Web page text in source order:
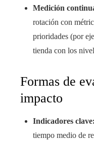
Medición
rotación con
prioridades (por
tienda con los
Formas de
impacto
Indicadores clave:
tiempo medio de